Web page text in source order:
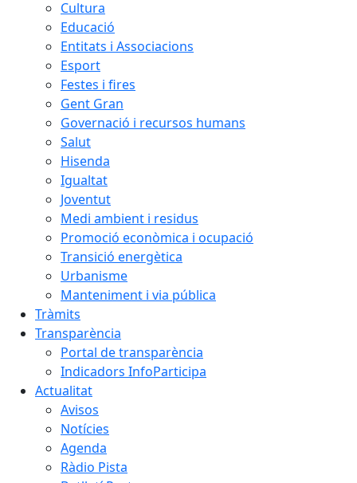
Cultura
Educació
Entitats i Associacions
Esport
Festes i fires
Gent Gran
Governació i recursos humans
Salut
Hisenda
Igualtat
Joventut
Medi ambient i residus
Promoció econòmica i ocupació
Transició energètica
Urbanisme
Manteniment i via pública
Tràmits
Transparència
Portal de transparència
Indicadors InfoParticipa
Actualitat
Avisos
Notícies
Agenda
Ràdio Pista